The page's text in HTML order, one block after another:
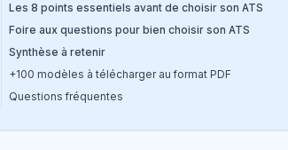
‍Les 8 points essentiels avant de choisir son ATS
Foire aux questions pour bien choisir son ATS
Synthèse à retenir
+100 modèles à télécharger au format PDF
Questions fréquentes